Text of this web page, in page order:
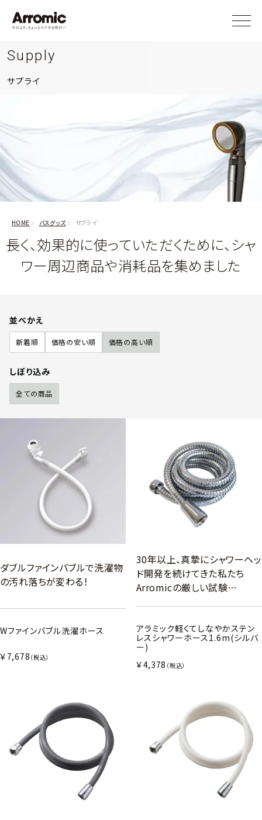
Supply
サプライ
HOME バスグッズ サプライ
長く、効果的に使っていただくために、シャ
ワー周辺商品や消耗品を集めました
並べかえ
新着順 価格の安い順 価格の高い順
しぼり込み
全ての商品
ダブルファインバブルで洗濯物
の汚れ落ちが変わる！
Wファインバブル洗濯ホース
￥7,678 （税込）
30年以上、真摯にシャワーヘッ
ド開発を続けてきた私たち
Arromicの厳しい試験…
アラミック軽くてしなやかステン
レスシャワーホース1.6m(シルバ
ー)
￥4,378 （税込）